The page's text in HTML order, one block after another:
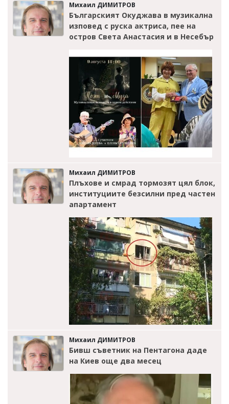
Михаил ДИМИТРОВ
Българският Окуджава в музикална
изповед с руска актриса, пее на
остров Света Анастасия и в Несебър
Михаил ДИМИТРОВ
Плъхове и смрад тормозят цял блок,
институциите безсилни пред частен
апартамент
Михаил ДИМИТРОВ
Бивш съветник на Пентагона даде
на Киев още два месец